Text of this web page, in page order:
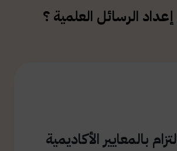
إعداد الرسائل العلمية ؟
بالمعايير الأكاديمية